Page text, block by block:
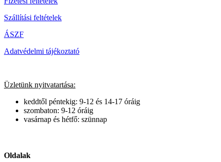
Szállítási feltételek
ÁSZF
Adatvédelmi tájékoztató
Üzletünk nyitvatartása:
keddtől péntekig: 9-12 és 14-17 óráig
szombaton: 9-12 óráig
vasárnap és hétfő: szünnap
Oldalak